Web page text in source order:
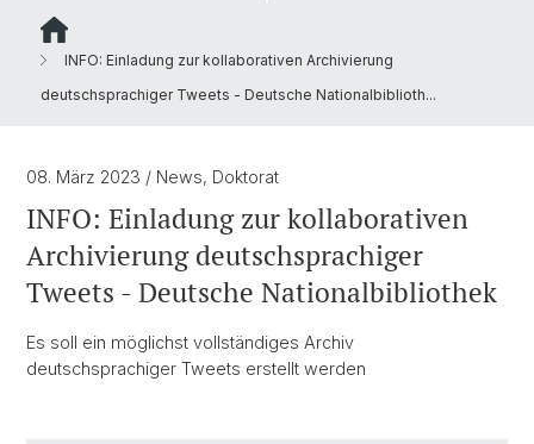
INFO: Einladung zur kollaborativen Archivierung
deutschsprachiger Tweets - Deutsche Nationalbiblioth...
08. März 2023 / News, Doktorat
INFO: Einladung zur kollaborativen
Archivierung deutschsprachiger
Tweets - Deutsche Nationalbibliothek
Es soll ein möglichst vollständiges Archiv
deutschsprachiger Tweets erstellt werden